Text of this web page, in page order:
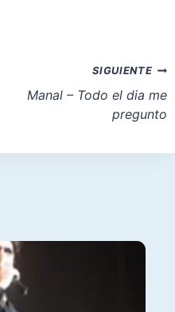
SIGUIENTE
Manal – Todo el dia me
pregunto